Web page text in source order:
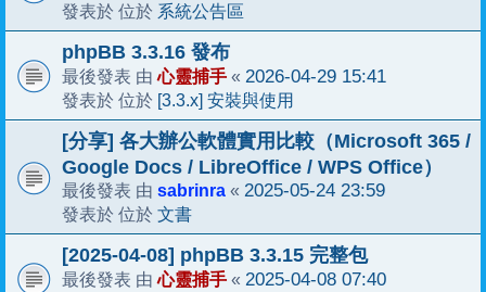
發表於 位於 系統公告區
phpBB 3.3.16 發布
最後發表 由心靈捕手 « 2026-04-29 15:41
發表於 位於 [3.3.x] 安裝與使用
[分享] 各大辦公軟體實用比較（Microsoft 365 /
Google Docs / LibreOffice / WPS Office）
最後發表 由 sabrinra « 2025-05-24 23:59
發表於 位於 文書
[2025-04-08] phpBB 3.3.15 完整包
最後發表 由心靈捕手 « 2025-04-08 07:40